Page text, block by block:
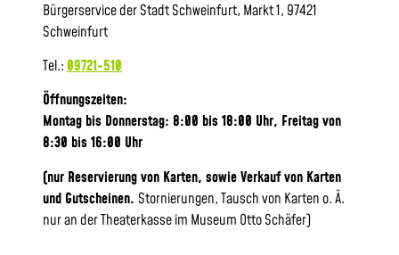
Bürgerservice der Stadt Schweinfurt, Markt 1, 97421
Schweinfurt
Tel.: 09721-510
Öffnungszeiten:
Montag bis Donnerstag: 8:00 bis 18:00 Uhr, Freitag von
8:30 bis 16:00 Uhr
(nur Reservierung von Karten, sowie Verkauf von Karten
und Gutscheinen. Stornierungen, Tausch von Karten o. Ä.
nur an der Theaterkasse im Museum Otto Schäfer)